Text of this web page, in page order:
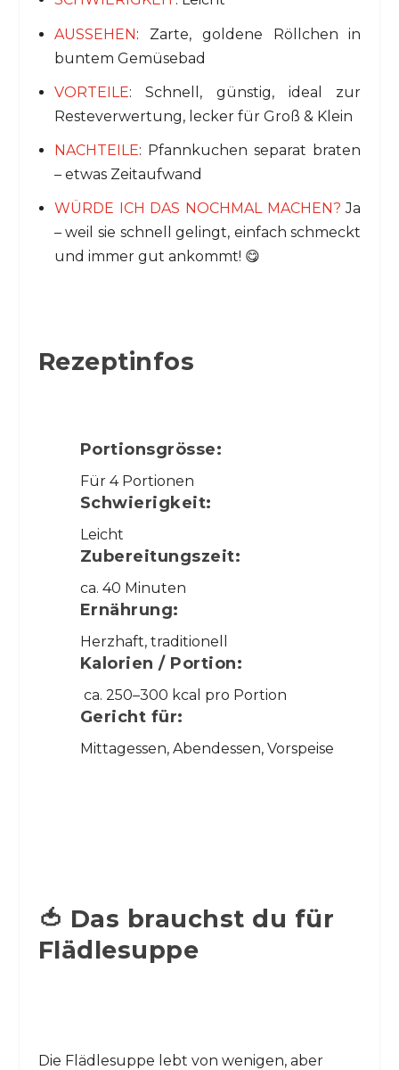
AUSSEHEN: Zarte, goldene Röllchen in
buntem Gemüsebad
VORTEILE: Schnell, günstig, ideal zur
Resteverwertung, lecker für Groß & Klein
NACHTEILE: Pfannkuchen separat braten
– etwas Zeitaufwand
WÜRDE ICH DAS NOCHMAL MACHEN? Ja
– weil sie schnell gelingt, einfach schmeckt
und immer gut ankommt! 😋
Rezeptinfos
Portionsgrösse:
Für 4 Portionen
Schwierigkeit:
Leicht
Zubereitungszeit:
ca. 40 Minuten
Ernährung:
Herzhaft, traditionell
Kalorien / Portion:
ca. 250–300 kcal pro Portion
Gericht für:
Mittagessen, Abendessen, Vorspeise
🍅 Das brauchst du für
Flädlesuppe
Die Flädlesuppe lebt von wenigen, aber